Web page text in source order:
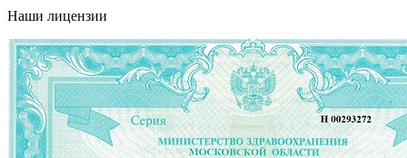
Наши лицензии